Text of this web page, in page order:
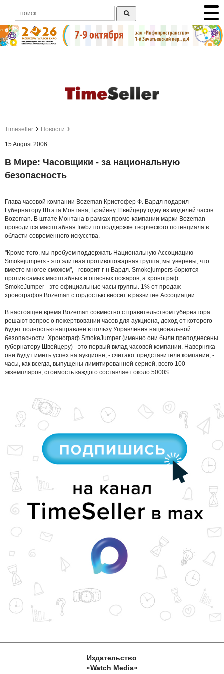
Timeseller Новости
15 August 2006
В Мире: Часовщики - за национальную
безопасность
Глава часовой компании Bozeman Кристофер Ф. Вардл подарил
Губернатору Штата Монтана, Брайену Швейцеру одну из моделей часов
Bozeman. В штате Монтана в рамках промо-кампании марки Bozeman
проводится масштабная frwbz по поддержке творческого потенциала в
области современного искусства.
"Кроме того, мы пробуем поддержать Национальную Ассоциацию
Smokejumpers - это элитная противопожарная группа, мы уверены, что
вместе многое сможем", - говорит г-н Вардл. Smokejumpers борются
против самых масштабных и опасных пожаров, а хронограф
SmokeJumper - это официальные часы группы. 1% от продаж
хронографов Bozeman с гордостью вносит в развитие Ассоциации.
В настоящее время Bozeman совместно с правительством губернатора
решают вопрос о пожертвовании часов для аукциона, доход от которого
будет полностью направлен в пользу Управления национальной
безопасности. Хронограф SmokeJumper (именно они были преподнесены
губернатору Швейцеру) - это первый вклад часовой компании. Наверняка
они будут иметь успех на аукционе, - считают представители компании, -
часы, как всегда, выпущены лимитированной серией, всего 100
экземпляров, стоимость каждого составляет около 5000$.
Издательство
«Watch Media»